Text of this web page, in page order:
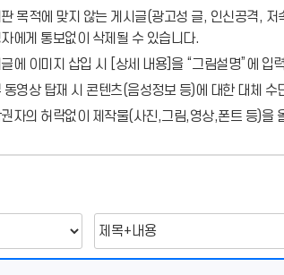
목적에 맞지 않는 게시글(광고성 글, 인신공격,
에게 통보없이 삭제될 수 있습니다.
에 이미지 삽입 시 [상세 내용]을 “그림설명”에 입
동영상 탑재 시 콘텐츠(음성정보 등)에 대한 대체
자의 허락없이 제작물(사진,그림,영상,폰트 등)을